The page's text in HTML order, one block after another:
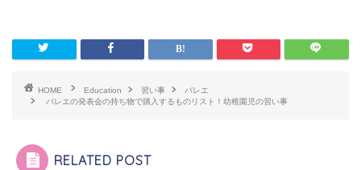
HOME Education 習い事
バレエ
バレエの発表会の持ち物で購入するものリスト！幼稚園児の習い事
RELATED POST